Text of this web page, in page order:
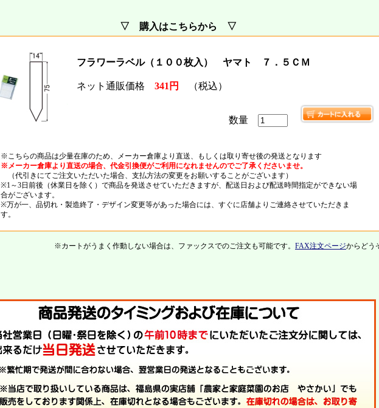
▽ 購入はこちらから ▽
フラワーラベル（１００枚入） ヤマト ７．５ＣＭ
ネット通販価格 341円 （税込）
数量
※こちらの商品は少量在庫のため、メーカー倉庫より直送、もしくは取り寄せ後の発送となります
※メーカー倉庫より直送の場合、代金引換便がご利用になれませんのでご了承くださいませ。
（代引きにてご注文いただいた場合、支払方法の変更をお願いすることがございます）
※1～3日前後（休業日を除く）で商品を発送させていただきますが、配送日および配送時間指定ができない場
合がございます。
※万が一、品切れ・製造終了・デザイン変更等があった場合には、すぐに店舗よりご連絡させていただきま
す。
※カートがうまく作動しない場合は、ファックスでのご注文も可能です。 FAX注文ページからどう